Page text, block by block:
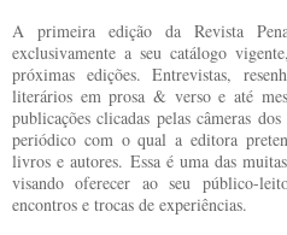
A primeira edição da Revista
exclusivamente a seu catálogo
próximas edições. Entrevistas,
literários em prosa & verso e até
publicações clicadas pelas câmeras
periódico com o qual a editora
livros e autores. Essa é uma das
visando oferecer ao seu público-
encontros e trocas de experiências.